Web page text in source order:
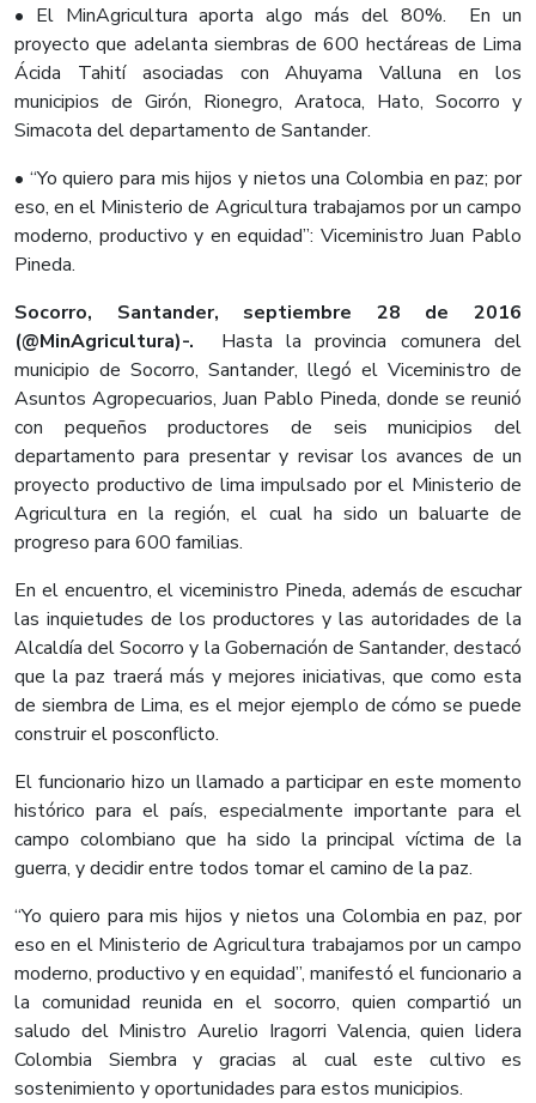
• El MinAgricultura aporta algo más del 80%. En un
proyecto que adelanta siembras de 600 hectáreas de Lima
Ácida Tahití asociadas con Ahuyama Valluna en los
municipios de Girón, Rionegro, Aratoca, Hato, Socorro y
Simacota del departamento de Santander.
• “Yo quiero para mis hijos y nietos una Colombia en paz; por
eso, en el Ministerio de Agricultura trabajamos por un campo
moderno, productivo y en equidad”: Viceministro Juan Pablo
Pineda.
Socorro, Santander, septiembre 28 de 2016
(@MinAgricultura)-.
Hasta la provincia comunera del
municipio de Socorro, Santander, llegó el Viceministro de
Asuntos Agropecuarios, Juan Pablo Pineda, donde se reunió
con pequeños productores de seis municipios del
departamento para presentar y revisar los avances de un
proyecto productivo de lima impulsado por el Ministerio de
Agricultura en la región, el cual ha sido un baluarte de
progreso para 600 familias.
En el encuentro, el viceministro Pineda, además de escuchar
las inquietudes de los productores y las autoridades de la
Alcaldía del Socorro y la Gobernación de Santander, destacó
que la paz traerá más y mejores iniciativas, que como esta
de siembra de Lima, es el mejor ejemplo de cómo se puede
construir el posconflicto.
El funcionario hizo un llamado a participar en este momento
histórico para el país, especialmente importante para el
campo colombiano que ha sido la principal víctima de la
guerra, y decidir entre todos tomar el camino de la paz.
“Yo quiero para mis hijos y nietos una Colombia en paz, por
eso en el Ministerio de Agricultura trabajamos por un campo
moderno, productivo y en equidad”, manifestó el funcionario a
la comunidad reunida en el socorro, quien compartió un
saludo del Ministro Aurelio Iragorri Valencia, quien lidera
Colombia Siembra y gracias al cual este cultivo es
sostenimiento y oportunidades para estos municipios.